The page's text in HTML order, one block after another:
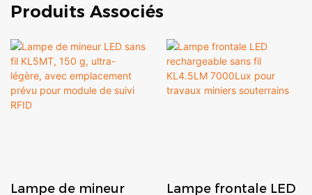
Produits Associés
Lampe de mineur Lampe frontale LED